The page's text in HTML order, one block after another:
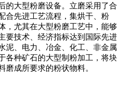
的大型粉磨设备。立磨采用了合
合先进工艺流程，集烘干、粉
，尤其在大型粉磨工艺中，能够
要技术、经济指标达到国际先进
泥、电力、冶金、化工、非金属
各种矿石的大型制粉加工，将块
磨成所要求的粉状物料。